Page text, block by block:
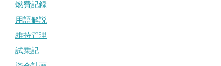
燃費記録
用語解説
維持管理
試乗記